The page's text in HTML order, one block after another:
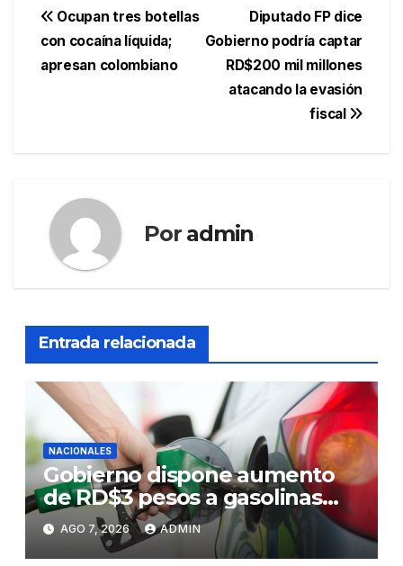
Navegación
de
Diputado FP dice
Gobierno podría captar
RD$200 mil millones
atacando la evasión
fiscal
Ocupan tres botellas
con cocaína líquida;
apresan colombiano
Por admin
Entrada relacionada
NACIONALES
Gobierno dispone aumento
de RD$3 pesos a gasolinas
premium y regular
AGO 7, 2026 ADMIN